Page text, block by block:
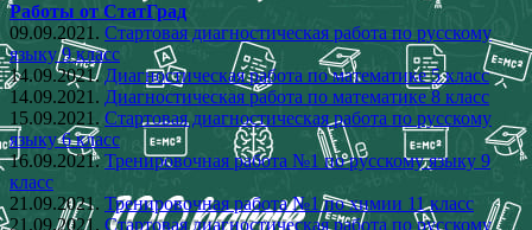
Работы от СтатГрад
09.09.2021. Стартовая диагностическая работа по русскому
языку 9 класс
14.09.2021.Диагностическая работа по математике 5 класс
14.09.2021. Диагностическая работа по математике 8 класс
15.09.2021. Стартовая диагностическая работа по русскому
языку 6 класс
16.09.2021.Тренировочная работа №1 по русскому языку 9
класс
21.09.2021. Тренировочная работа №1 по химии 11 класс
21.09.2021. Стартовая диагностическая работа по русскому